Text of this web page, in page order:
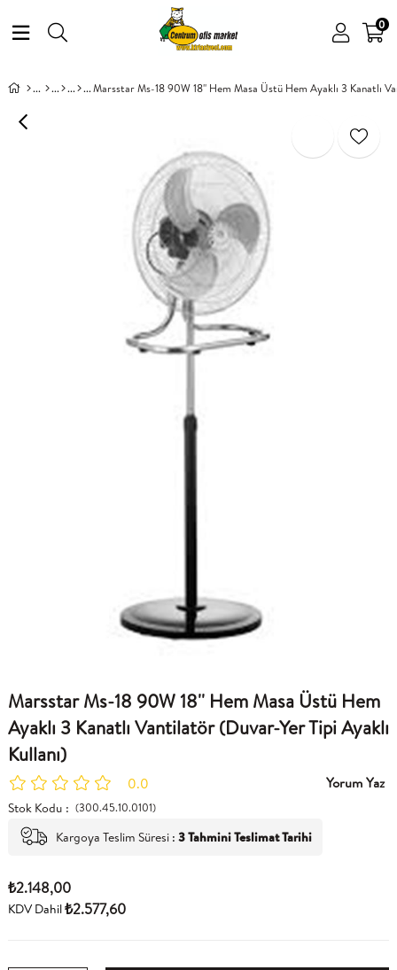
0
Marsstar Ms-18 90W 18'' Hem Masa Üstü Hem Ayaklı 3 Kanatlı
Marsstar Ms-18 90W 18'' Hem Masa Üstü Hem
Ayaklı 3 Kanatlı Vantilatör (Duvar-Yer Tipi Ayaklı
Kullanı)
0.0 Yorum Yaz
Stok Kodu (300.45.10.0101)
Kargoya Teslim Süresi : 3 Tahmini Teslimat Tarihi
₺2.148,00
KDV Dahil₺2.577,60